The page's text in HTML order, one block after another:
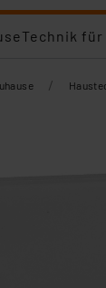
Technik
/